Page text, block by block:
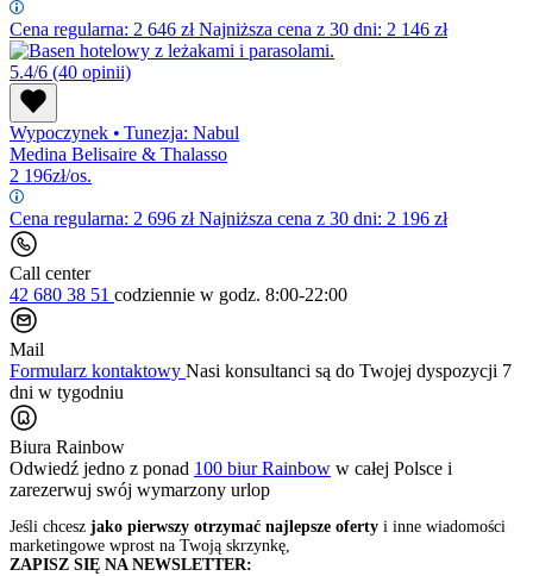
Cena regularna: 2 646 złNajniższa cena z 30 dni: 2 146 zł
5.4/6 (40 opinii)
Wypoczynek • Tunezja: Nabul
Medina Belisaire & Thalasso
2 196zł/os.
Cena regularna: 2 696 złNajniższa cena z 30 dni: 2 196 zł
Call center
42 680 38 51 codziennie w godz. 8:00-22:00
Mail
Formularz kontaktowy Nasi konsultanci są do Twojej dyspozycji 7
dni w tygodniu
Biura Rainbow
Odwiedź jedno z ponad 100 biur Rainbow w całej Polsce i
zarezerwuj swój wymarzony urlop
Jeśli chcesz jako pierwszy otrzymać najlepsze oferty i inne wiadomości
marketingowe wprost na Twoją skrzynkę,
ZAPISZ SIĘ NA NEWSLETTER: